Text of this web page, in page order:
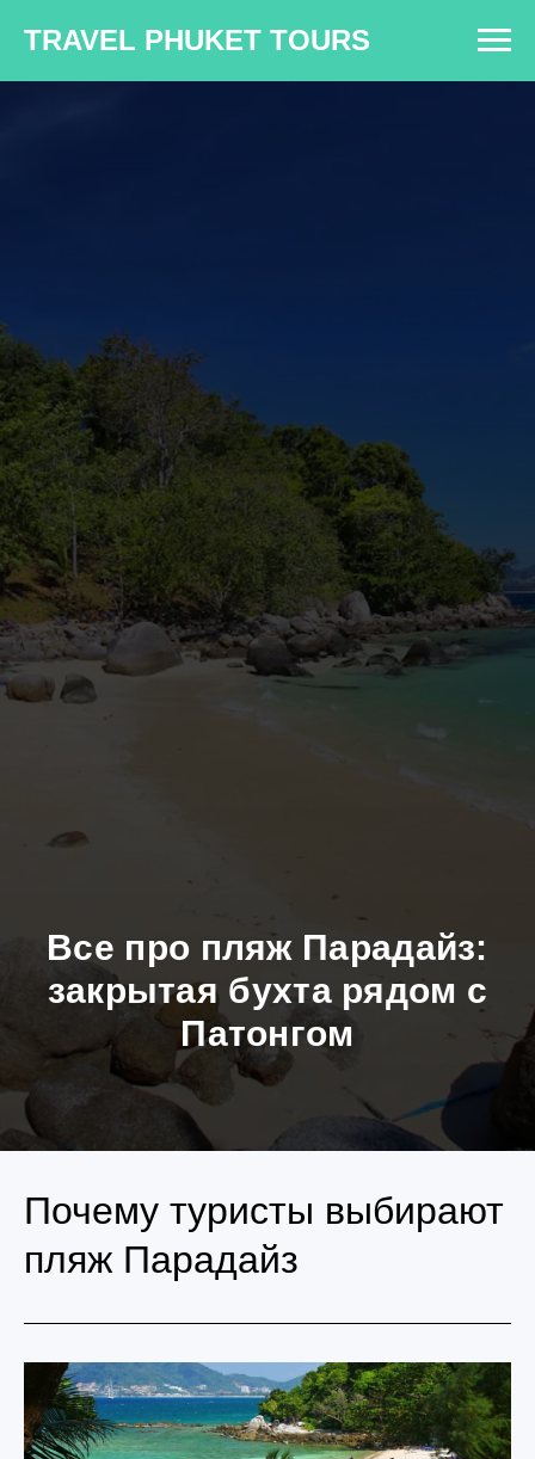
TRAVEL PHUKET TOURS
Все про пляж Парадайз:
закрытая бухта рядом с
Патонгом
Почему туристы выбирают
пляж Парадайз